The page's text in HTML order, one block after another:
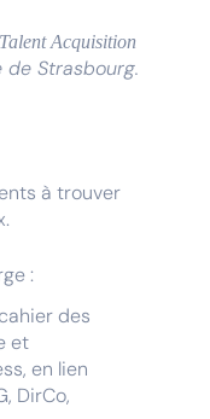
Talent Acquisition
Strasbourg.
à trouver
:
des
et
en lien
DirCo,